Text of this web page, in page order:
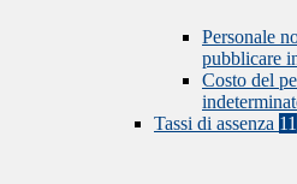
Personale
pubblicare
Costo del
Tassi di assenza 11